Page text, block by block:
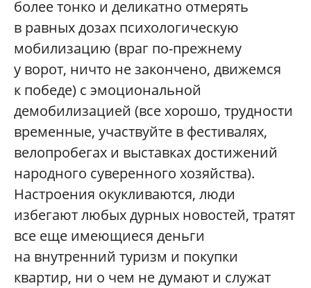
более тонко и деликатно отмерять
в равных дозах психологическую
мобилизацию (враг по-прежнему
у ворот, ничто не закончено, движемся
к победе) с эмоциональной
демобилизацией (все хорошо, трудности
временные, участвуйте в фестивалях,
велопробегах и выставках достижений
народного суверенного хозяйства).
Настроения окукливаются, люди
избегают любых дурных новостей, тратят
все еще имеющиеся деньги
на внутренний туризм и покупки
квартир, ни о чем не думают и служат